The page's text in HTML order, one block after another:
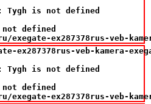
Tygh is not defined
defined
exegate-ex287378rus-veb-
veb-kamera-
Tygh is not defined
defined
exegate-ex287378rus-veb-